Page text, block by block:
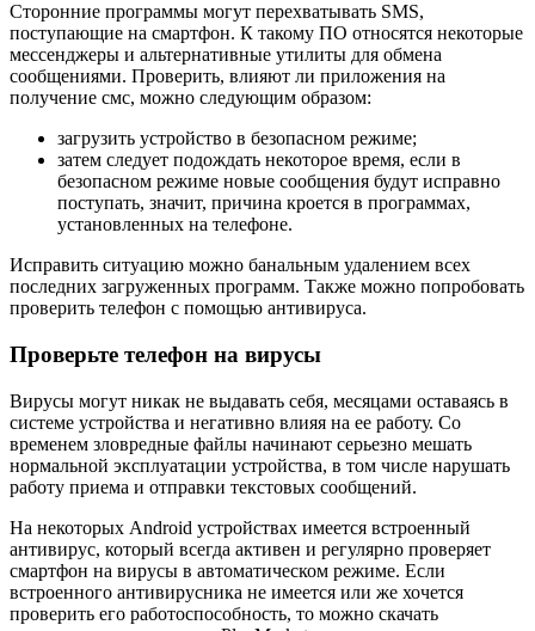
Сторонние программы могут перехватывать SMS,
поступающие на смартфон. К такому ПО относятся некоторые
мессенджеры и альтернативные утилиты для обмена
сообщениями. Проверить, влияют ли приложения на
получение смс, можно следующим образом:
загрузить устройство в безопасном режиме;
затем следует подождать некоторое время, если в
безопасном режиме новые сообщения будут исправно
поступать, значит, причина кроется в программах,
установленных на телефоне.
Исправить ситуацию можно банальным удалением всех
последних загруженных программ. Также можно попробовать
проверить телефон с помощью антивируса.
Проверьте телефон на вирусы
Вирусы могут никак не выдавать себя, месяцами оставаясь в
системе устройства и негативно влияя на ее работу. Со
временем зловредные файлы начинают серьезно мешать
нормальной эксплуатации устройства, в том числе нарушать
работу приема и отправки текстовых сообщений.
На некоторых Android устройствах имеется встроенный
антивирус, который всегда активен и регулярно проверяет
смартфон на вирусы в автоматическом режиме. Если
встроенного антивирусника не имеется или же хочется
проверить его работоспособность, то можно скачать